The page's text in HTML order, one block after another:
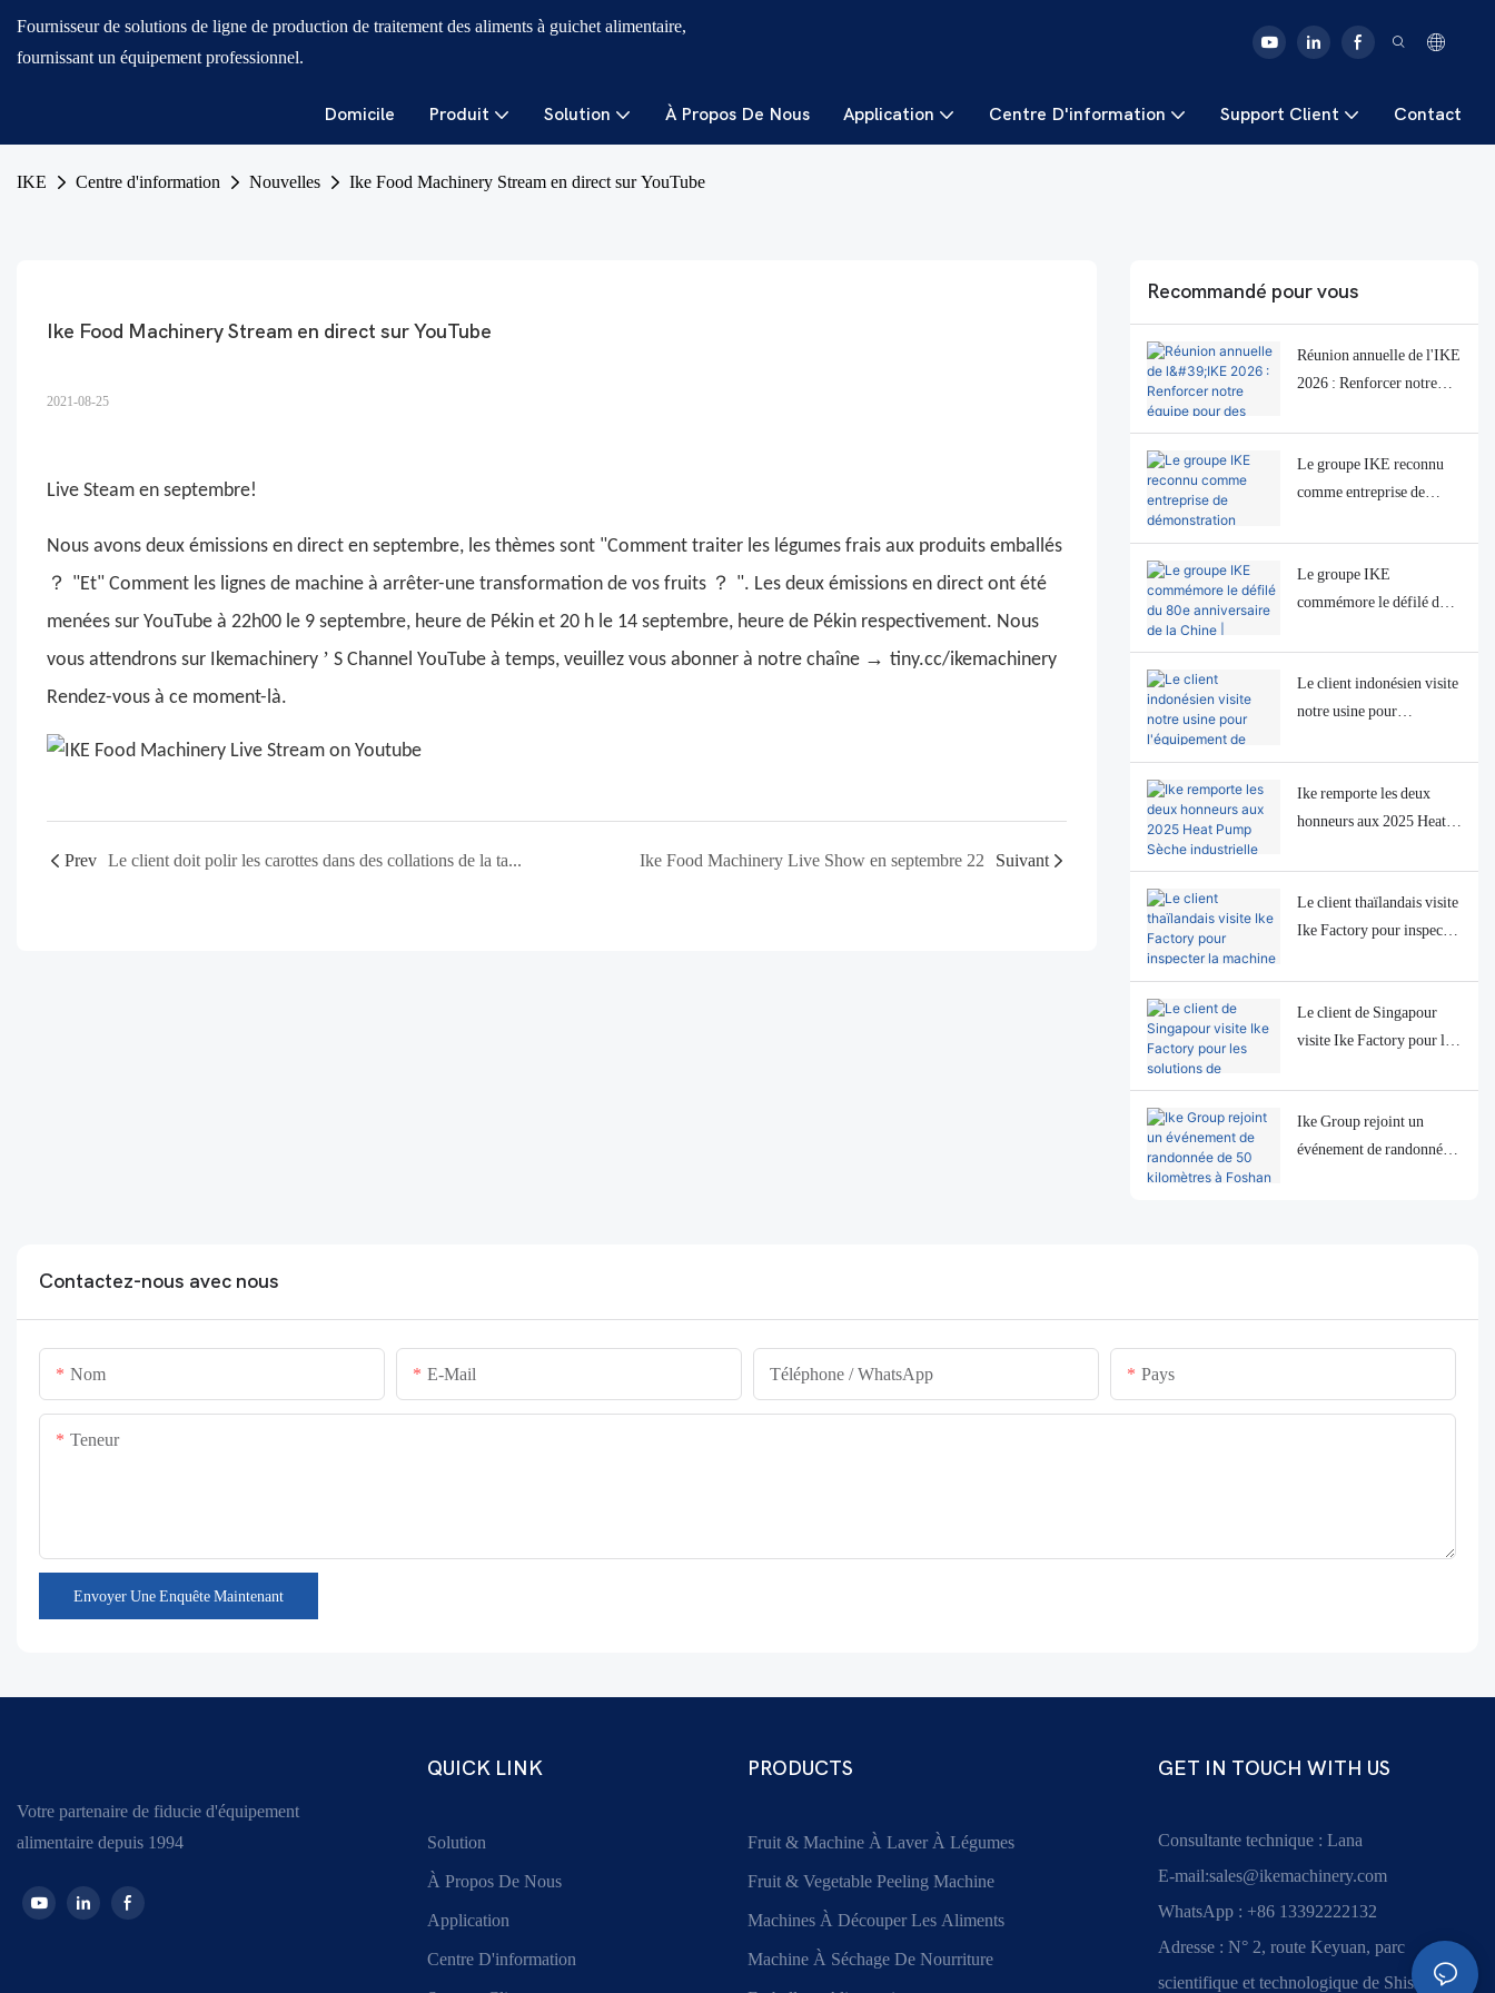
Fournisseur de solutions de ligne de production de traitement des aliments à guichet alimentaire,
fournissant un équipement professionnel.
Domicile Produit Solution À Propos De Nous Application Centre D'information Support Client Contact
IKE Centre d'information Nouvelles Ike Food Machinery Stream en direct sur YouTube
Ike Food Machinery Stream en direct sur YouTube
2021-08-25
Live Steam en septembre!
Nous avons deux émissions en direct en septembre, les thèmes sont "Comment traiter les légumes frais aux produits emballés
？ "Et" Comment les lignes de machine à arrêter-une transformation de vos fruits ？ ". Les deux émissions en direct ont été
menées sur YouTube à 22h00 le 9 septembre, heure de Pékin et 20 h le 14 septembre, heure de Pékin respectivement. Nous
vous attendrons sur Ikemachinery ’ S Channel YouTube à temps, veuillez vous abonner à notre chaîne → tiny.cc/ikemachinery
Rendez-vous à ce moment-là.
Prev Le client doit polir les carottes dans des collations de la taille d'un doigt, le test peut-il réussir? Ike Food Machinery Live Show en septembre 22 Suivant
Recommandé pour vous
Réunion annuelle de l'IKE
2026 : Renforcer notre
intégrées de
transformation des
aliments
Le groupe IKE reconnu
comme entreprise de
dans le cadre du
programme national
chinois de recherche et
Le groupe IKE
commémore le défilé du
Chine | Présentation des
systèmes de séchage
alimentaire DF et JL
Le client indonésien visite
notre usine pour
du durian
Ike remporte les deux
honneurs aux 2025 Heat
Awards
Le client thaïlandais visite
Ike Factory pour inspecter
fruits et légumes
Le client de Singapour
visite Ike Factory pour les
salade
Ike Group rejoint un
événement de randonnée
Contactez-nous avec nous
Nom E-Mail Téléphone / WhatsApp Pays
Teneur
Envoyer Une Enquête Maintenant
Votre partenaire de fiducie d'équipement
alimentaire depuis 1994
QUICK LINK
Solution
À Propos De Nous
Application
Centre D'information
PRODUCTS
Fruit & Machine À Laver À Légumes
Fruit & Vegetable Peeling Machine
Machines À Découper Les Aliments
Machine À Séchage De Nourriture
GET IN TOUCH WITH US
Consultante technique : Lana
E-mail:sales@ikemachinery.com
WhatsApp : +86 13392222132
Adresse : N° 2, route Keyuan, parc
scientifique et technologique de Shishan,